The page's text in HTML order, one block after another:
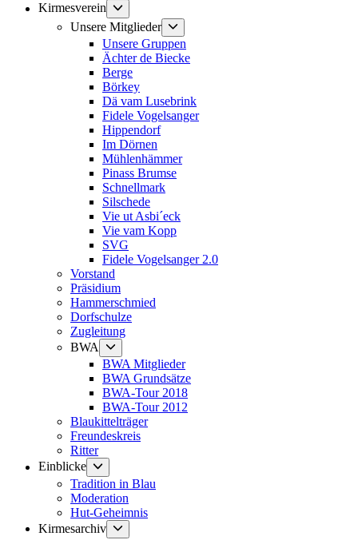
Kirmesverein
Untermenü
anzeigen
Unsere Mitglieder
anzeigen
Unsere Gruppen
Ächter de Biecke
Berge
Börkey
Dä vam Lusebrink
Fidele Vogelsanger
Hippendorf
Im Dörnen
Mühlenhämmer
Pinass Brumse
Schnellmark
Silschede
Vie ut Asbi´eck
Vie vam Kopp
SVG
Fidele Vogelsanger 2.0
Vorstand
Präsidium
Hammerschmied
Dorfschulze
Zugleitung
BWA
anzeigen
BWA Mitglieder
BWA Grundsätze
BWA-Tour 2018
BWA-Tour 2012
Blaukittelträger
Freundeskreis
Ritter
Einblicke
Untermenü
anzeigen
Tradition in Blau
Moderation
Hut-Geheimnis
Kirmesarchiv